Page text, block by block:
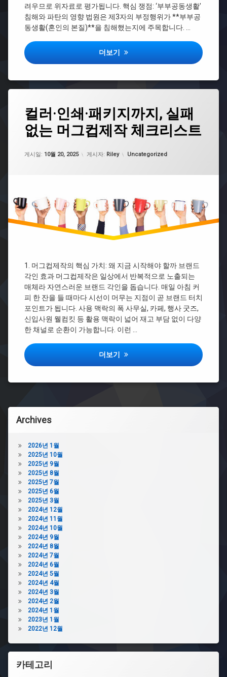
려우므로 위자료로 평가됩니다. 핵심 쟁점: ‘부부공동생활’
침해와 파탄의 영향 법원은 제3자의 부정행위가 **부부공
동생활(혼인의 본질)**을 침해했는지에 주목합니다. …
상간자소송, 작은 캡처 한 장이 판결을 바
더보기
간
자
컬러·인쇄·패키지까지, 실패
없는 머그컵제작 체크리스트
게시일: 10월 20, 2025
업데이트 날짜: 10월 20, 2025
게시자: Riley 카테고리:
Uncategorized
1. 머그컵제작의 핵심 가치: 왜 지금 시작해야 할까 브랜드
각인 효과 머그컵제작은 일상에서 반복적으로 노출되는
매체라 자연스러운 브랜드 각인을 돕습니다. 매일 아침 커
피 한 잔을 들 때마다 시선이 머무는 지점이 곧 브랜드 터치
포인트가 됩니다. 사용 맥락의 폭 사무실, 카페, 행사 굿즈,
신입사원 웰컴킷 등 활용 맥락이 넓어 재고 부담 없이 다양
한 채널로 순환이 가능합니다. 이런 …
컬러·인쇄·패키지까지, 실패 없는 머그컵
더보기
그
컵
주
변
그
컵
소
량
제
작
변
색
머
그
컵
제
작
변
색
머
그
컵
주
문
작
량
Archives
2026년 1월
2025년 10월
2025년 9월
2025년 8월
2025년 7월
2025년 6월
2025년 3월
2024년 12월
2024년 11월
2024년 10월
2024년 9월
2024년 8월
2024년 7월
2024년 6월
2024년 5월
2024년 4월
2024년 3월
2024년 2월
2024년 1월
2023년 1월
2022년 12월
카테고리